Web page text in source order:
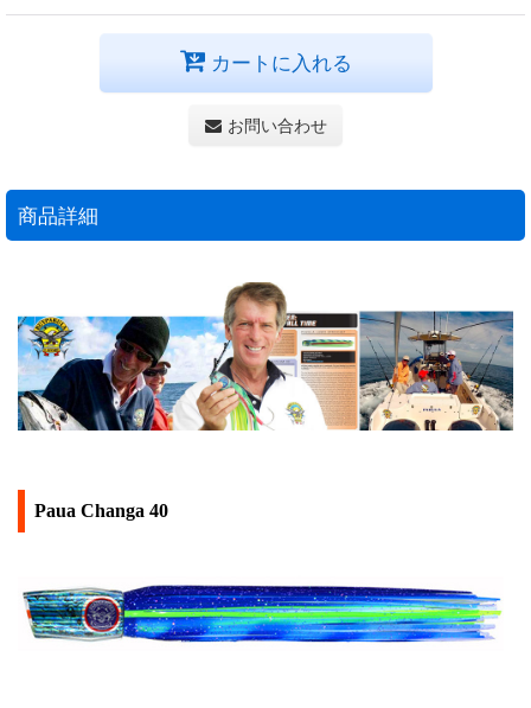
カートに入れる
お問い合わせ
商品詳細
Paua Changa 40